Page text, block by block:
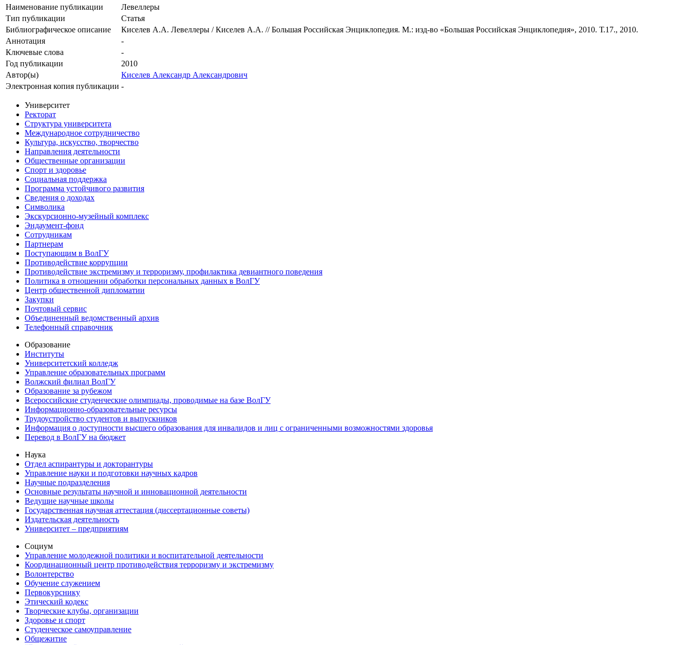
Наименование публикации
Левеллеры
Тип публикации
Статья
Библиографическое описание
Киселев А.А. Левеллеры / Киселев А.А. // Большая Российская Энциклопедия. М.: изд-во «Большая Российская Энциклопедия», 2010. Т.17., 2010.
Аннотация
-
Ключевые cлова
-
Год публикации
2010
Автор(ы)
Киселев Александр Александрович
Электронная копия публикации -
Университет
Ректорат
Структура университета
Международное сотрудничество
Культура, искусство, творчество
Направления деятельности
Общественные организации
Спорт и здоровье
Социальная поддержка
Программа устойчивого развития
Сведения о доходах
Символика
Экскурсионно-музейный комплекс
Эндаумент-фонд
Сотрудникам
Партнерам
Поступающим в ВолГУ
Противодействие коррупции
Противодействие экстремизму и терроризму, профилактика девиантного поведения
Политика в отношении обработки персональных данных в ВолГУ
Центр общественной дипломатии
Закупки
Почтовый сервис
Объединенный ведомственный архив
Телефонный справочник
Образование
Институты
Университетский колледж
Управление образовательных программ
Волжский филиал ВолГУ
Образование за рубежом
Всероссийские студенческие олимпиады, проводимые на базе ВолГУ
Информационно-образовательные ресурсы
Трудоустройство студентов и выпускников
Информация о доступности высшего образования для инвалидов и лиц с ограниченными возможностями здоровья
Перевод в ВолГУ на бюджет
Наука
Отдел аспирантуры и докторантуры
Управление науки и подготовки научных кадров
Научные подразделения
Основные результаты научной и инновационной деятельности
Ведущие научные школы
Государственная научная аттестация (диссертационные советы)
Издательская деятельность
Университет – предприятиям
Социум
Управление молодежной политики и воспитательной деятельности
Координационный центр противодействия терроризму и экстремизму
Волонтерство
Обучение служением
Первокурснику
Этический кодекс
Творческие клубы, организации
Здоровье и спорт
Студенческое самоуправление
Общежитие